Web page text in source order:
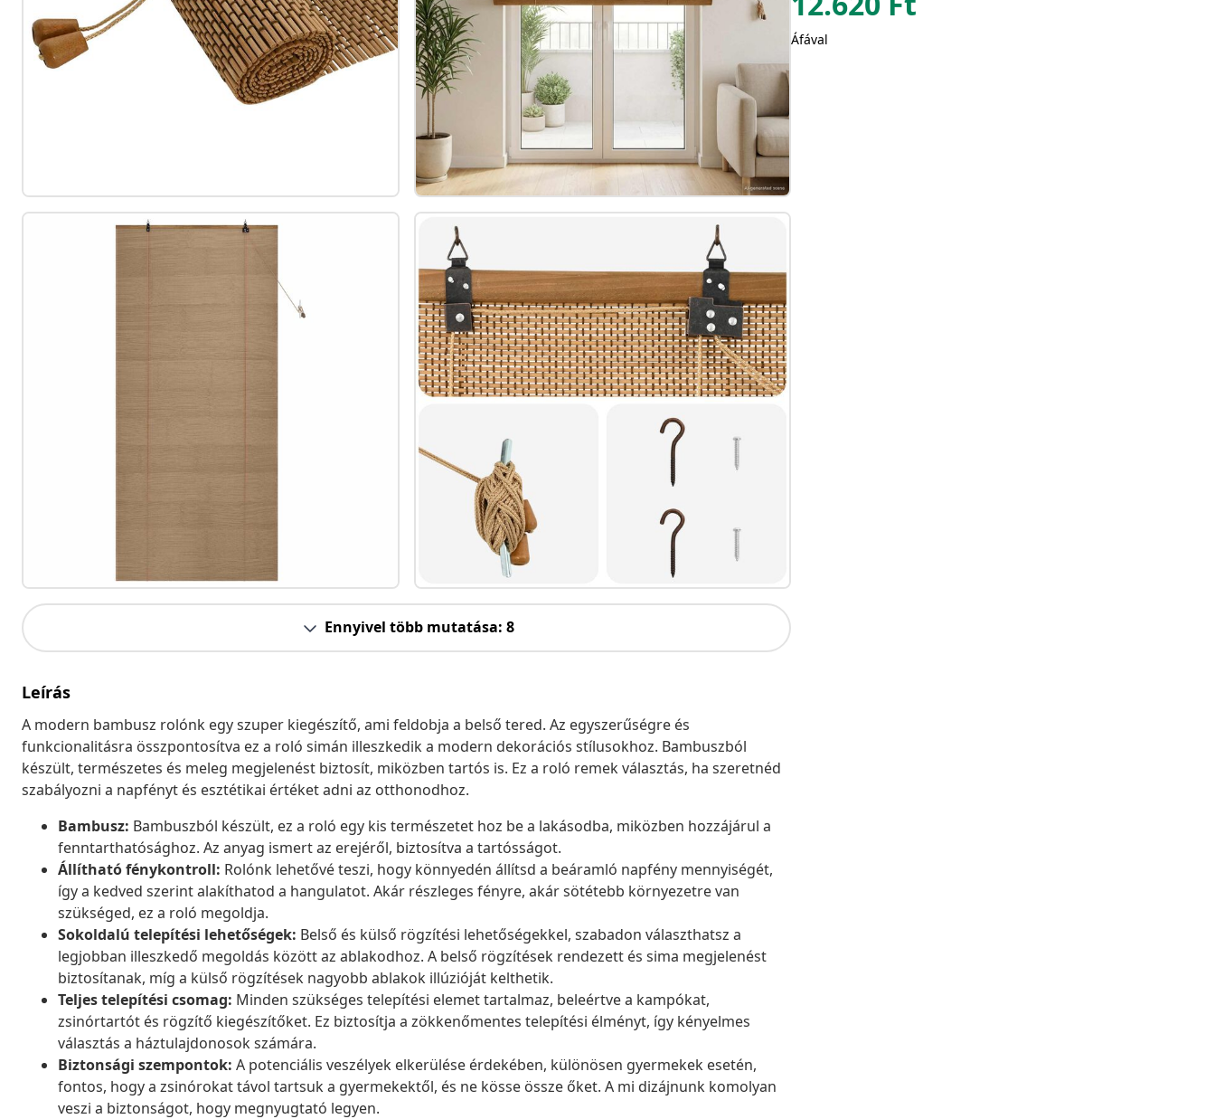
Ennyivel több mutatása: 8
Leírás
A modern bambusz rolónk egy szuper kiegészítő, ami feldobja a belső tered. Az egyszerűségre és
funkcionalitásra összpontosítva ez a roló simán illeszkedik a modern dekorációs stílusokhoz. Bambuszból
készült, természetes és meleg megjelenést biztosít, miközben tartós is. Ez a roló remek választás, ha szeretnéd
szabályozni a napfényt és esztétikai értéket adni az otthonodhoz.
Bambusz: Bambuszból készült, ez a roló egy kis természetet hoz be a lakásodba, miközben hozzájárul a
fenntarthatósághoz. Az anyag ismert az erejéről, biztosítva a tartósságot.
Állítható fénykontroll: Rolónk lehetővé teszi, hogy könnyedén állítsd a beáramló napfény mennyiségét,
így a kedved szerint alakíthatod a hangulatot. Akár részleges fényre, akár sötétebb környezetre van
szükséged, ez a roló megoldja.
Sokoldalú telepítési lehetőségek: Belső és külső rögzítési lehetőségekkel, szabadon választhatsz a
legjobban illeszkedő megoldás között az ablakodhoz. A belső rögzítések rendezett és sima megjelenést
biztosítanak, míg a külső rögzítések nagyobb ablakok illúzióját kelthetik.
Teljes telepítési csomag: Minden szükséges telepítési elemet tartalmaz, beleértve a kampókat,
zsinórtartót és rögzítő kiegészítőket. Ez biztosítja a zökkenőmentes telepítési élményt, így kényelmes
választás a háztulajdonosok számára.
Biztonsági szempontok: A potenciális veszélyek elkerülése érdekében, különösen gyermekek esetén,
fontos, hogy a zsinórokat távol tartsuk a gyermekektől, és ne kösse össze őket. A mi dizájnunk komolyan
veszi a biztonságot, hogy megnyugtató legyen.
Áfával